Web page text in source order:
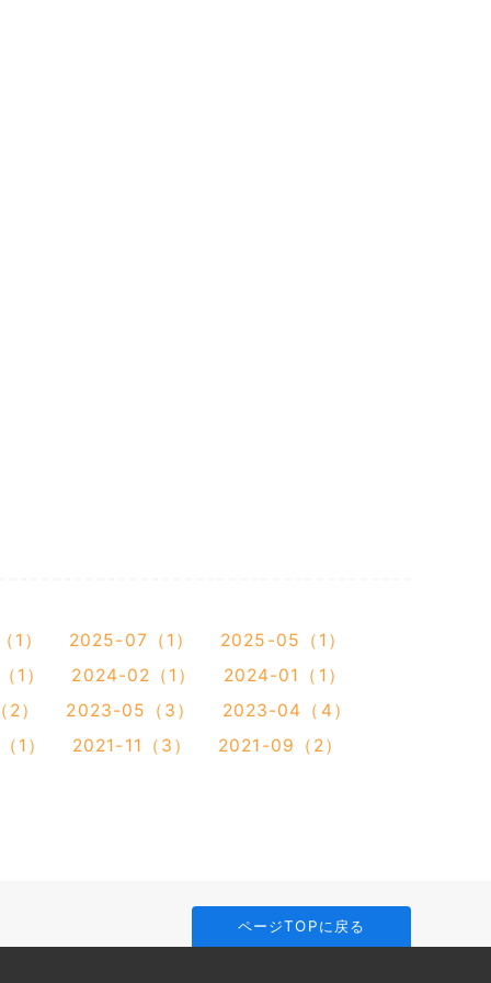
1） 2025-07（1）
2025-05（1）
1）
2024-02（1）
2024-01（1）
）
2023-05（3）
2023-04（4）
1）
2021-11（3） 2021-09（2）
ページTOPに戻る